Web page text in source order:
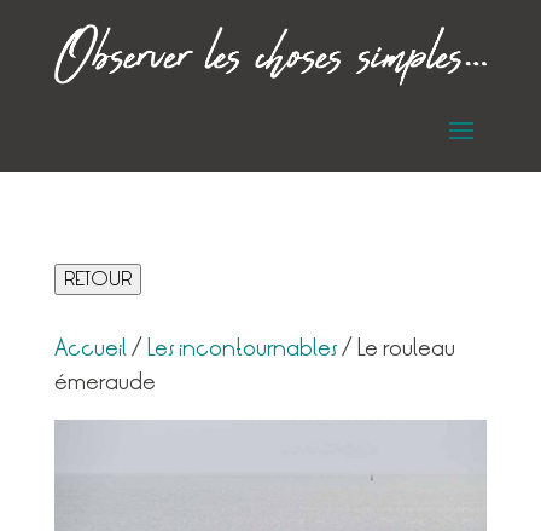
RETOUR
Accueil/Les incontournables/ Le rouleau
émeraude